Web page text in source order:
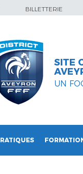
BILLETTERIE
SITE
UN